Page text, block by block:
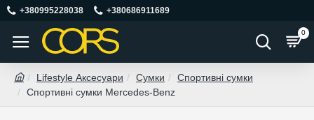
+380995228038 +380686911689
0
Lifestyle Аксесуари Сумки
Спортивні сумки
Спортивні сумки Mercedes-Benz